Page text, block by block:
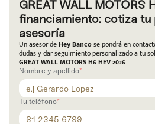
GREAT WALL MOTORS
financiamiento: cotiza tu
asesoría
Un asesor deHey Bancose pondrá en
dudas y dar seguimiento personalizado a tu
GREAT WALL MOTORS H6 HEV 2026
Nombre y apellido
Tu teléfono